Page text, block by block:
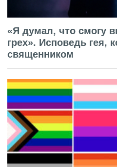
«Я думал, что смогу
грех». Исповедь гея,
священником